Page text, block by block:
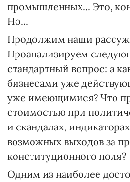
промышленных... Это,
Но...
Продолжим наши
Проанализируем
стандартный вопрос: а
бизнесами уже
уже имеющимися? Что
стоимостью при
и скандалах,
возможных выходов за
конституционного поля?
Одним из наиболее